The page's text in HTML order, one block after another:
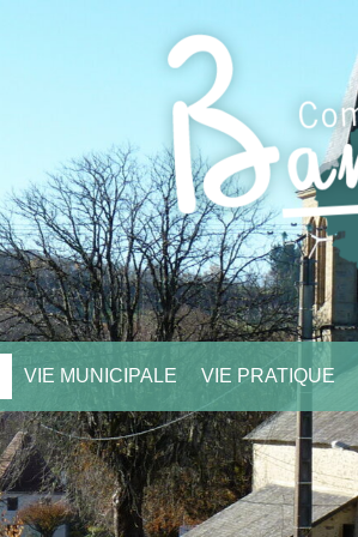
VIE MUNICIPALE VIE PRATIQUE